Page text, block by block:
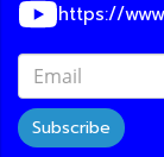
https://
Subscribe